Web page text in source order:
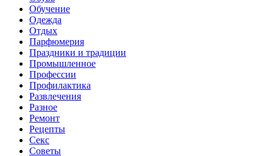
Обучение
Одежда
Отдых
Парфюмерия
Праздники и традиции
Промышленное
Профессии
Профилактика
Развлечения
Разное
Ремонт
Рецепты
Секс
Советы